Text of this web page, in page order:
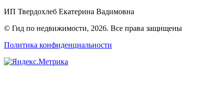
ИП Твердохлеб Екатерина Вадимовна
© Гид по недвижимости, 2026. Все права защищены
Политика конфиденциальности